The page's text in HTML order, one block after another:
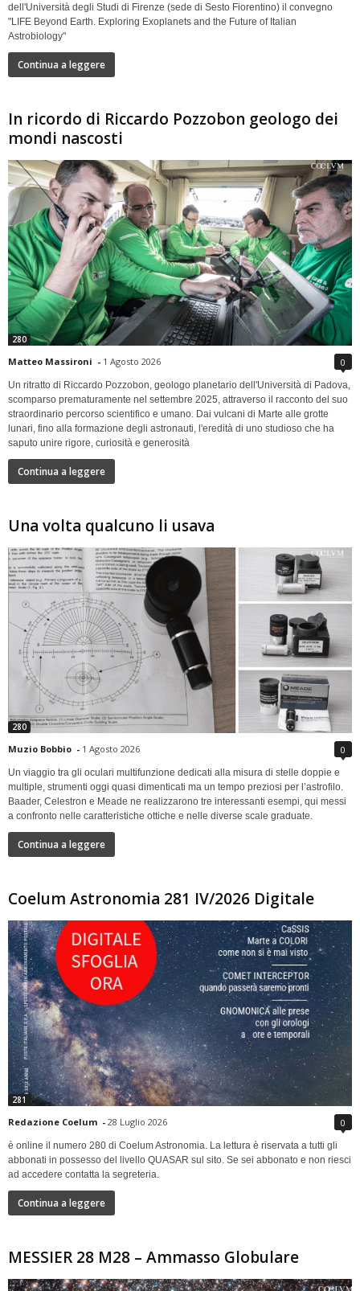
dell'Università degli Studi di Firenze (sede di Sesto Fiorentino) il convegno
"LIFE Beyond Earth. Exploring Exoplanets and the Future of Italian
Astrobiology"
Continua a leggere
In ricordo di Riccardo Pozzobon geologo dei
mondi nascosti
280
Matteo Massironi - 1 Agosto 2026 0
Un ritratto di Riccardo Pozzobon, geologo planetario dell'Università di Padova,
scomparso prematuramente nel settembre 2025, attraverso il racconto del suo
straordinario percorso scientifico e umano. Dai vulcani di Marte alle grotte
lunari, fino alla formazione degli astronauti, l'eredità di uno studioso che ha
saputo unire rigore, curiosità e generosità
Continua a leggere
Una volta qualcuno li usava
280
Muzio Bobbio - 1 Agosto 2026 0
Un viaggio tra gli oculari multifunzione dedicati alla misura di stelle doppie e
multiple, strumenti oggi quasi dimenticati ma un tempo preziosi per l’astrofilo.
Baader, Celestron e Meade ne realizzarono tre interessanti esempi, qui messi
a confronto nelle caratteristiche ottiche e nelle diverse scale graduate.
Continua a leggere
Coelum Astronomia 281 IV/2026 Digitale
281
Redazione Coelum - 28 Luglio 2026 0
è online il numero 280 di Coelum Astronomia. La lettura è riservata a tutti gli
abbonati in possesso del livello QUASAR sul sito. Se sei abbonato e non riesci
ad accedere contatta la segreteria.
Continua a leggere
MESSIER 28 M28 – Ammasso Globulare